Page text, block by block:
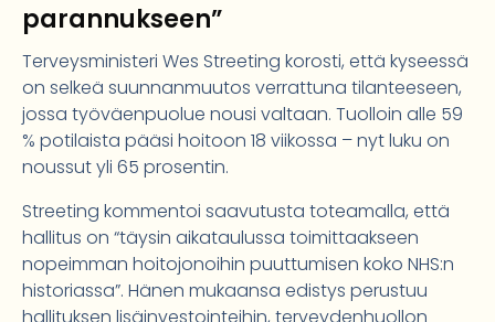
parannukseen”
Terveysministeri Wes Streeting korosti, että kyseessä
on selkeä suunnanmuutos verrattuna tilanteeseen,
jossa työväenpuolue nousi valtaan. Tuolloin alle 59
% potilaista pääsi hoitoon 18 viikossa – nyt luku on
noussut yli 65 prosentin.
Streeting kommentoi saavutusta toteamalla, että
hallitus on “täysin aikataulussa toimittaakseen
nopeimman hoitojonoihin puuttumisen koko NHS:n
historiassa”. Hänen mukaansa edistys perustuu